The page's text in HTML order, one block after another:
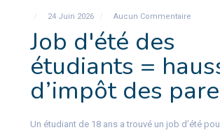
24 Juin 2026 Aucun Commentaire
Job d'été des
étudiants =
d’impôt des
Un étudiant de 18 ans a trouvé un job d’été